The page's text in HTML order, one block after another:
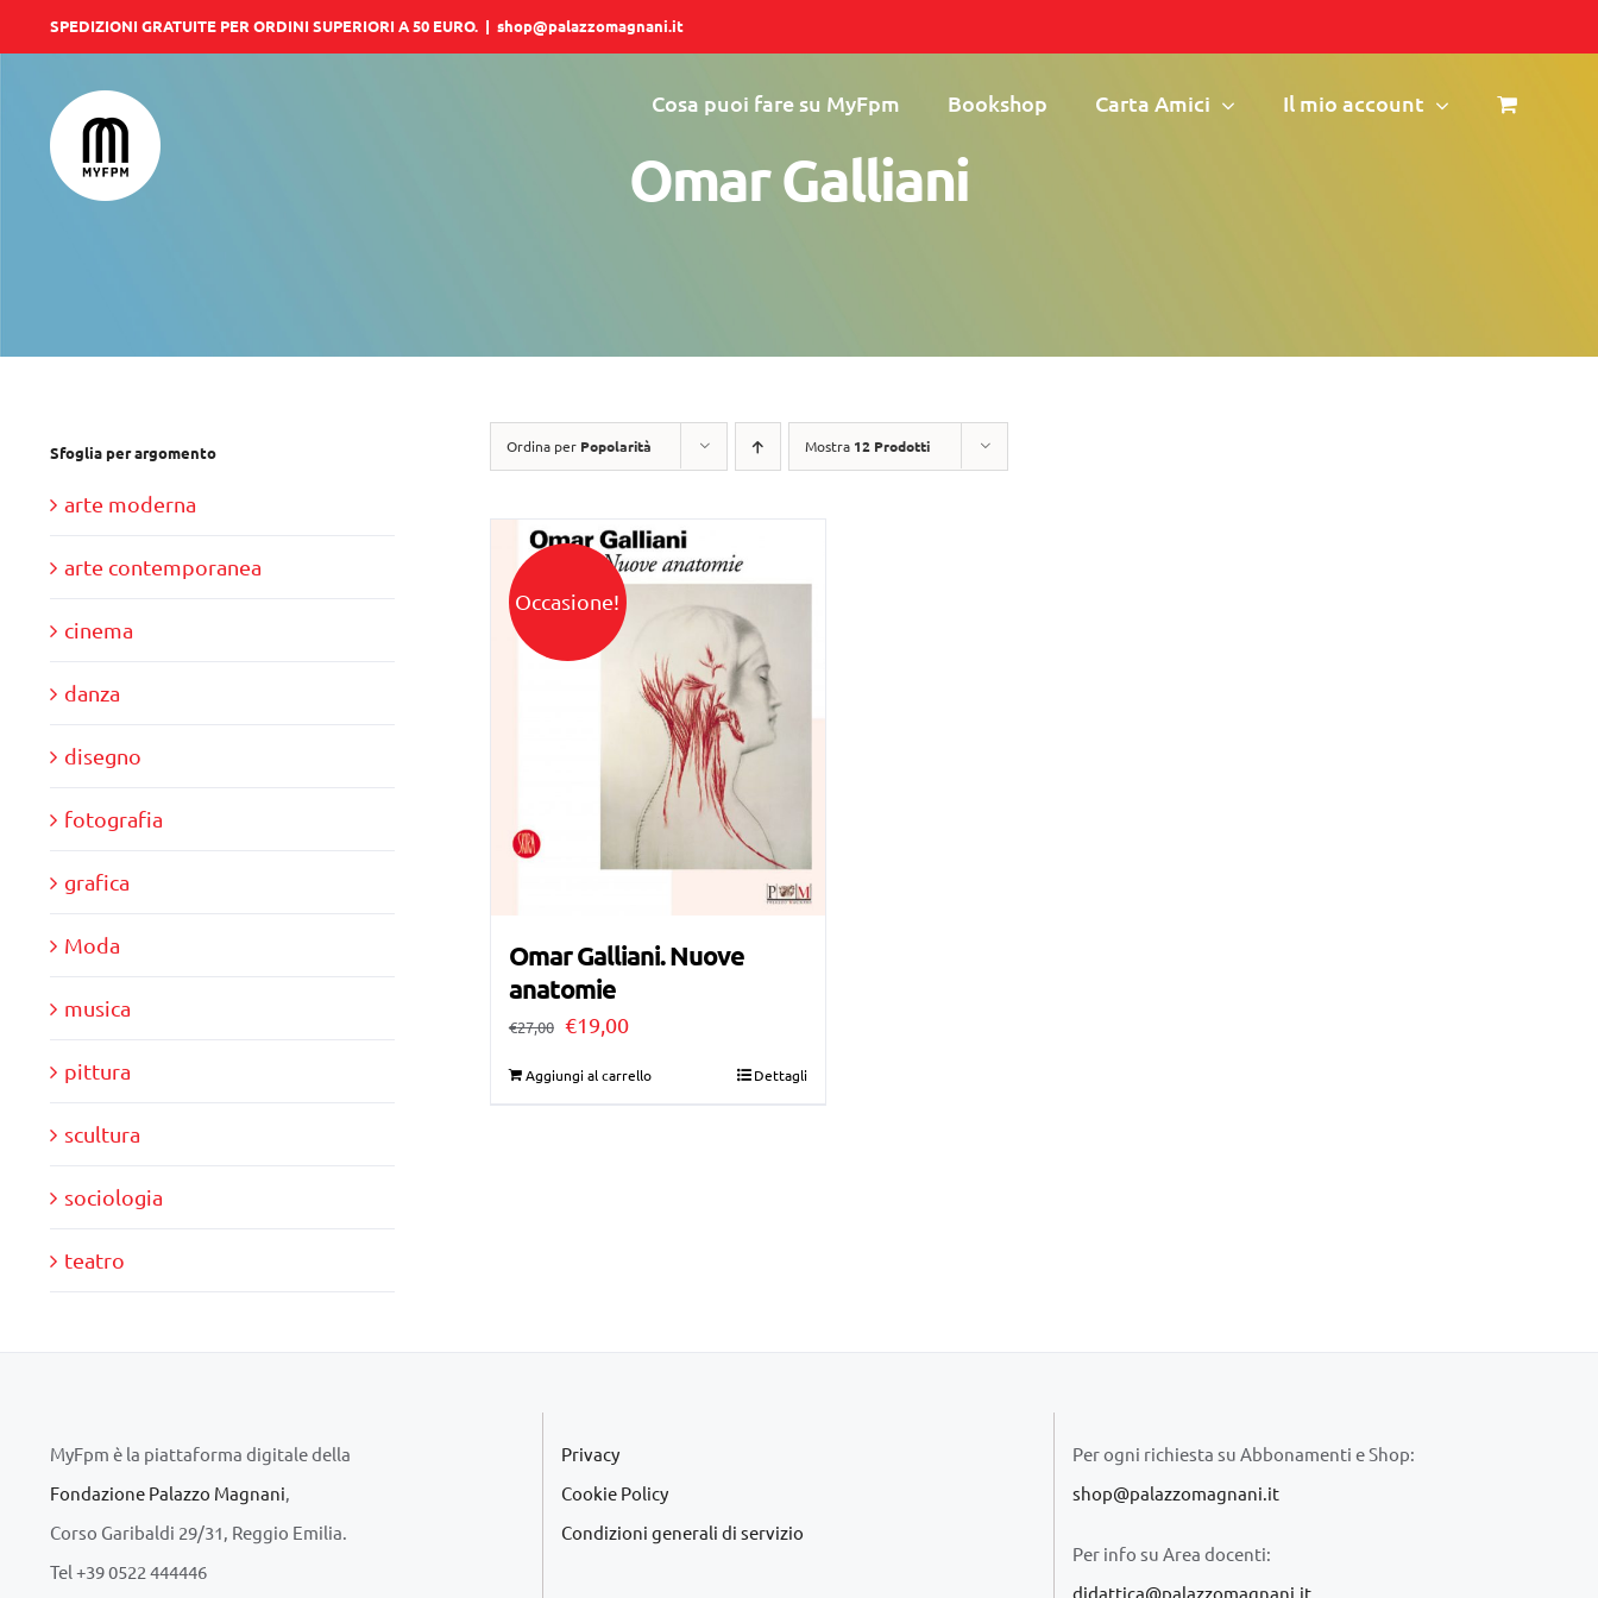
al
contenuto
SPEDIZIONI GRATUITE PER ORDINI SUPERIORI A 50 EURO. | shop@palazzomagnani.it
Cosa puoi fare su MyFpm Bookshop Carta Amici Il mio account
Omar Galliani
Ordina per Popolarità Mostra 12 Prodotti
Occasione!
Omar Galliani. Nuove
anatomie
€27,00 Il
€19,00Il
Aggiungi al carrello Dettagli
Sfoglia per argomento
arte moderna
arte contemporanea
cinema
danza
disegno
fotografia
grafica
Moda
musica
pittura
scultura
sociologia
teatro
MyFpm è la piattaforma digitale della
Fondazione Palazzo Magnani
Corso Garibaldi 29/31, Reggio Emilia.
Tel +39 0522 444446
Privacy
Cookie Policy
Condizioni generali di servizio
Per ogni richiesta su Abbonamenti e Shop:
shop@palazzomagnani.it
Per info su Area docenti:
didattica@palazzomagnani.it